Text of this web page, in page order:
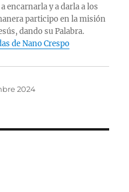
encarnarla y a darla a los
participo en la misión
dando su Palabra.
de Nano Crespo
2024